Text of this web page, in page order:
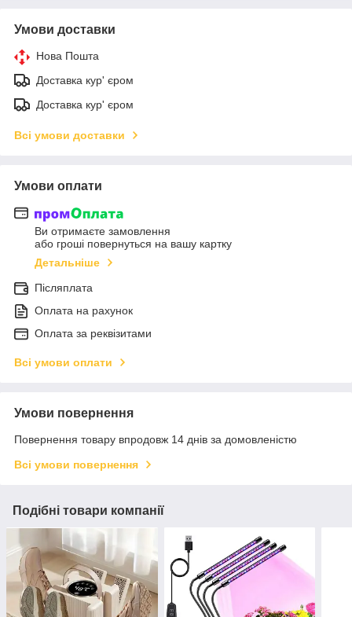
Умови доставки
Нова Пошта
Доставка кур' єром
Доставка кур' єром
Всі умови доставки
Умови оплати
Ви отримаєте замовлення
або гроші повернуться на вашу картку
Детальніше
Післяплата
Оплата на рахунок
Оплата за реквізитами
Всі умови оплати
Умови повернення
Повернення товару впродовж 14 днів за домовленістю
Всі умови повернення
Подібні товари компанії